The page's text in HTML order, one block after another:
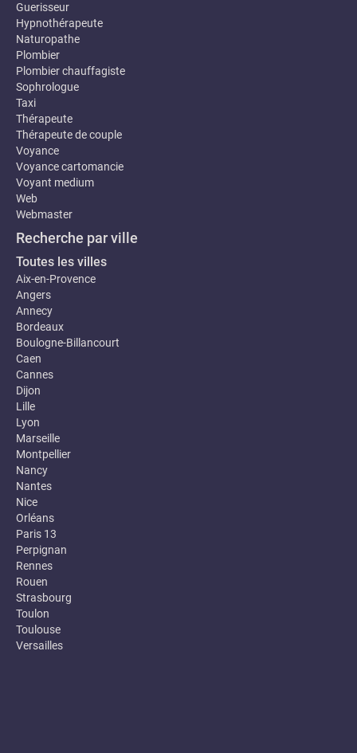
Guerisseur
Hypnothérapeute
Naturopathe
Plombier
Plombier chauffagiste
Sophrologue
Taxi
Thérapeute
Thérapeute de couple
Voyance
Voyance cartomancie
Voyant medium
Web
Webmaster
Recherche par ville
Toutes les villes
Aix-en-Provence
Angers
Annecy
Bordeaux
Boulogne-Billancourt
Caen
Cannes
Dijon
Lille
Lyon
Marseille
Montpellier
Nancy
Nantes
Nice
Orléans
Paris 13
Perpignan
Rennes
Rouen
Strasbourg
Toulon
Toulouse
Versailles